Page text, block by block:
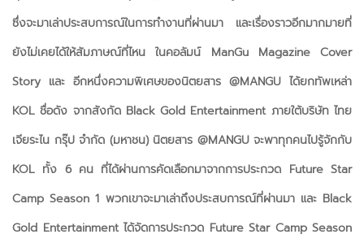
ซึ่งจะมาเล่าประสบการณ์ในการทำงานที่ผ่านมา และเรื่องราวอีกมากมายที่
ยังไม่เคยได้ให้สัมภาษณ์ที่ไหน ในคอลัมน์ ManGu Magazine Cover
Story และ อีกหนึ่งความพิเศษของนิตยสาร @MANGU ได้ยกทัพเหล่า
KOL ชื่อดัง จากสังกัด Black Gold Entertainment ภายใต้บริษัท ไทย
เจียระไน กรุ๊ป จำกัด (มหาชน) นิตยสาร @MANGU จะพาทุกคนไปรู้จักกับ
KOL ทั้ง 6 คน ที่ได้ผ่านการคัดเลือกมาจากการประกวด Future Star
Camp Season 1 พวกเขาจะมาเล่าถึงประสบการณ์ที่ผ่านมา และ Black
Gold Entertainment ได้จัดการประกวด Future Star Camp Season